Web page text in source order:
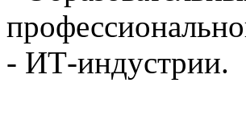
- ИТ-индустрии.